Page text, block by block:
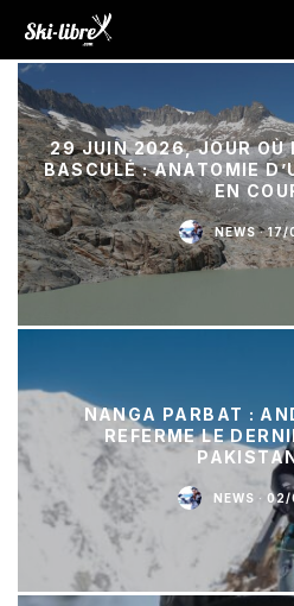
29 JUIN 2026, JOUR OÙ
BASCULÉ : ANATOMIE
EN
NEWS · 17/
NANGA PARBAT :
REFERME LE
NEWS · 02/